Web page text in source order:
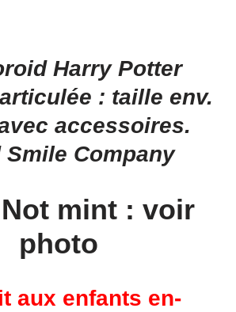
Harry Potter
: taille env.
accessoires.
Smile Company
mint : voir
photo
aux enfants en-